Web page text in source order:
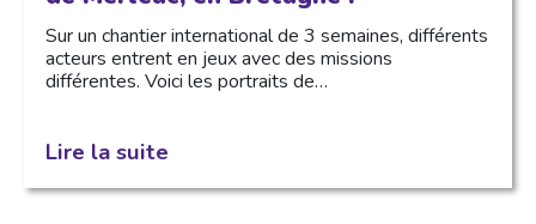
Sur un chantier international de 3 semaines, différents
acteurs entrent en jeux avec des missions
différentes. Voici les portraits de…
Lire la suite